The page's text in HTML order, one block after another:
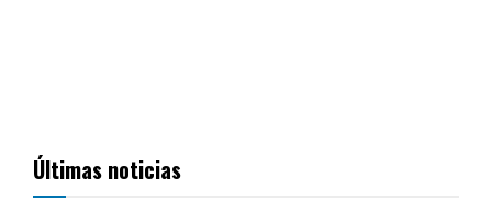
Últimas noticias